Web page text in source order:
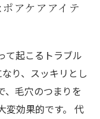
アケアアイテ
て起こるトラブル
り、スッキリとし
、毛穴のつまりを
変効果的です。 代